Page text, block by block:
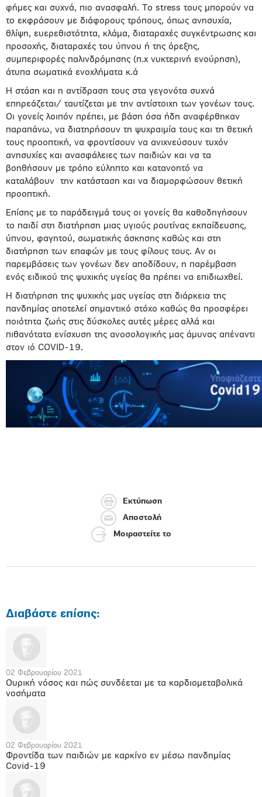
φήμες και συχνά, πιο ανασφαλή. Το stress τους μπορούν να
το εκφράσουν με διάφορους τρόπους, όπως ανησυχία,
θλίψη, ευερεθιστότητα, κλάμα, διαταραχές συγκέντρωσης και
προσοχής, διαταραχές του ύπνου ή της όρεξης,
συμπεριφορές παλινδρόμησης (π.χ νυκτερινή ενούρηση),
άτυπα σωματικά ενοχλήματα κ.ά
Η στάση και η αντίδραση τους στα γεγονότα συχνά
επηρεάζεται/ ταυτίζεται με την αντίστοιχη των γονέων τους.
Οι γονείς λοιπόν πρέπει, με βάση όσα ήδη αναφέρθηκαν
παραπάνω, να διατηρήσουν τη ψυχραιμία τους και τη θετική
τους προοπτική, να φροντίσουν να ανιχνεύσουν τυχόν
ανησυχίες και ανασφάλειες των παιδιών και να τα
βοηθήσουν με τρόπο εύληπτο και κατανοητό να
καταλάβουν
την κατάσταση και να διαμορφώσουν θετική
προοπτική.
Επίσης με το παράδειγμά τους οι γονείς θα καθοδηγήσουν
το παιδί στη διατήρηση μιας υγιούς ρουτίνας εκπαίδευσης,
ύπνου, φαγητού, σωματικής άσκησης καθώς και στη
διατήρηση των επαφών με τους φίλους τους. Αν οι
παρεμβάσεις των γονέων δεν αποδίδουν, η παρέμβαση
ενός ειδικού της ψυχικής υγείας θα πρέπει να επιδιωχθεί.
Η διατήρηση της ψυχικής μας υγείας στη διάρκεια της
πανδημίας αποτελεί σημαντικό στόχο καθώς θα προσφέρει
ποιότητα ζωής στις δύσκολες αυτές μέρες αλλά και
πιθανότατα ενίσχυση της ανοσολογικής μας άμυνας απέναντι
στον ιό COVID-19.
Εκτύπωση
Αποστολή
Μοιραστείτε το
Διαβάστε επίσης:
02 Φεβρουαρίου 2021
Ουρική νόσος και πώς συνδέεται με τα καρδιομεταβολικά
νοσήματα
02 Φεβρουαρίου 2021
Φροντίδα των παιδιών με καρκίνο εν μέσω πανδημίας
Covid-19